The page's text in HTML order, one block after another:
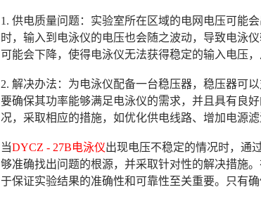
1. 供电质量问题：实验室所在区域的电网电压可能
时，输入到电泳仪的电压也会随之波动，导致电泳
可能会下降，使得电泳仪无法获得稳定的输入电压
2. 解决办法：为电泳仪配备一台稳压器，稳压器可
要确保其功率能够满足电泳仪的需求，并且具有良
况，采取相应的措施，如优化供电线路、增加电源
当DYCZ - 27B电泳仪出现电压不稳定的情况时，通
够准确找出问题的根源，并采取针对性的解决措施
于保证实验结果的准确性和可靠性至关重要。只有